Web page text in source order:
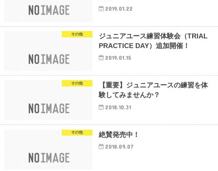
2019.01.22
その他
ジュニアユース練習体験会（TRIAL
PRACTICE DAY）追加開催！
2019.01.15
その他
【重要】ジュニアユースの練習を体
験してみませんか？
2018.10.31
その他 絶賛発売中！
2018.09.07